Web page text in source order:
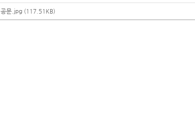
공문.jpg (117.51KB)